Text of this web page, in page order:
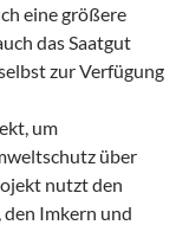
eine größere
das Saatgut
zur Verfügung
um
über
nutzt den
Imkern und